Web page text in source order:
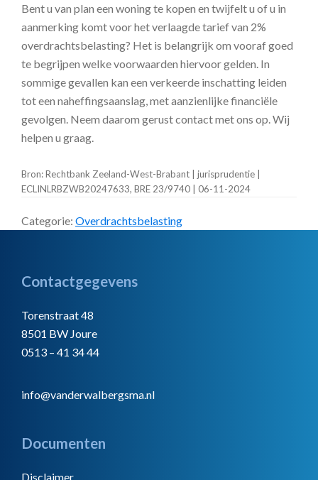
Bent u van plan een woning te kopen en twijfelt u of u in
aanmerking komt voor het verlaagde tarief van 2%
overdrachtsbelasting? Het is belangrijk om vooraf goed
te begrijpen welke voorwaarden hiervoor gelden. In
sommige gevallen kan een verkeerde inschatting leiden
tot een naheffingsaanslag, met aanzienlijke financiële
gevolgen. Neem daarom gerust contact met ons op. Wij
helpen u graag.
Bron: Rechtbank Zeeland-West-Brabant | jurisprudentie |
ECLINLRBZWB20247633, BRE 23/9740 | 06-11-2024
Categorie: Overdrachtsbelasting
Footer
Contactgegevens
Torenstraat 48
8501 BW Joure
0513 – 41 34 44
info@vanderwalbergsma.nl
Documenten
Disclaimer